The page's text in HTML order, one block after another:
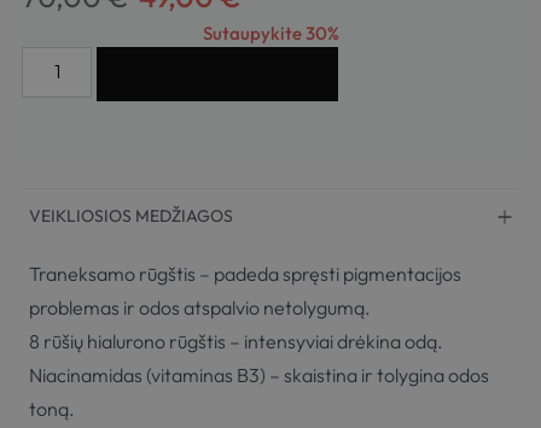
Sutaupykite 30%
VEIKLIOSIOS MEDŽIAGOS
Traneksamo rūgštis – padeda spręsti pigmentacijos
problemas ir odos atspalvio netolygumą.
8 rūšių hialurono rūgštis – intensyviai drėkina odą.
Niacinamidas (vitaminas B3) – skaistina ir tolygina odos
toną.